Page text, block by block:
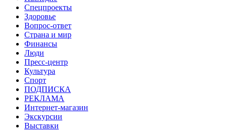
Спецпроекты
Здоровье
Вопрос-ответ
Страна и мир
Финансы
Люди
Пресс-центр
Культура
Спорт
ПОДПИСКА
РЕКЛАМА
Интернет-магазин
Экскурсии
Выставки